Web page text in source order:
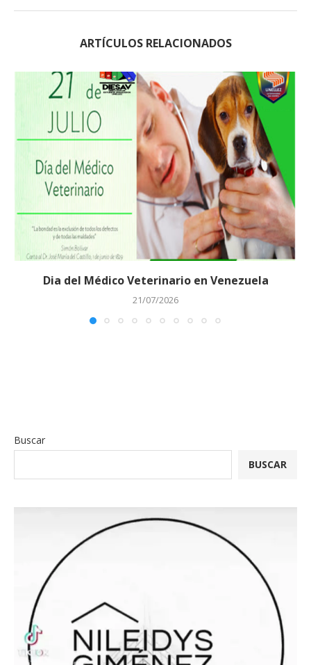
ARTÍCULOS RELACIONADOS
Dia del Médico Veterinario en Venezuela
21/07/2026
Buscar
BUSCAR